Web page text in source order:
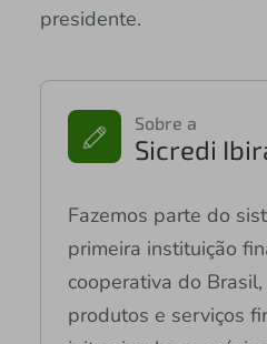
presidente.
Sobre a
Sicredi
Fazemos parte do
primeira instituição
cooperativa do
produtos e serviços